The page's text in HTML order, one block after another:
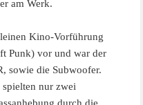
am Werk.
Kino-Vorführung
Punk) vor und war der
sowie die Subwoofer.
nur zwei
durch die